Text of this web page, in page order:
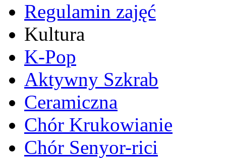
Regulamin zajęć
Kultura
K-Pop
Aktywny Szkrab
Ceramiczna
Chór Krukowianie
Chór Senyor-rici